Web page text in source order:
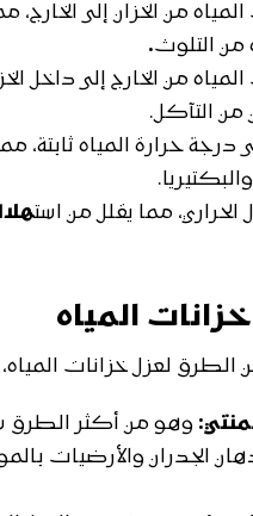
من الخزان إلى الخارج،
من التلوث.
من الخارج إلى داخل
من التآكل.
درجة حرارة المياه ثابتة،
الحراري، مما يقلل من است
المياه
لعزل خزانات
وهو من أكثر الطرق
الجدران والأرضيات